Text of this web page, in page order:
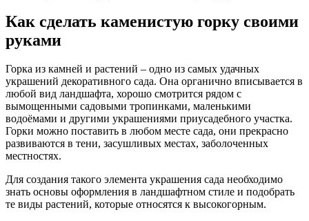
Как сделать каменистую горку своими
руками
Горка из камней и растений – одно из самых удачных
украшений декоративного сада. Она органично вписывается в
любой вид ландшафта, хорошо смотрится рядом с
вымощенными садовыми тропинками, маленькими
водоёмами и другими украшениями приусадебного участка.
Горки можно поставить в любом месте сада, они прекрасно
развиваются в тени, засушливых местах, заболоченных
местностях.
Для создания такого элемента украшения сада необходимо
знать основы оформления в ландшафтном стиле и подобрать
те виды растений, которые относятся к высокогорным.